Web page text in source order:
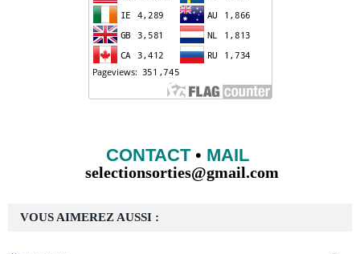
VOUS AIMEREZ AUSSI :
CONTACT• MAIL
selectionsorties@gmail.com